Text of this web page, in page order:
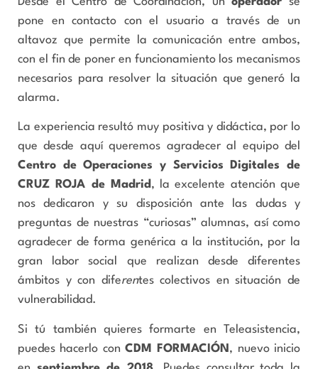
pone en contacto con el usuario a través de un
altavoz que permite la comunicación entre ambos,
con el fin de poner en funcionamiento los mecanismos
necesarios para resolver la situación que generó la
alarma.
La experiencia resultó muy positiva y didáctica, por lo
que desde aquí queremos agradecer al equipo del
Centro de Operaciones y Servicios Digitales de
CRUZ ROJA de Madrid , la excelente atención que
nos dedicaron y su disposición ante las dudas y
preguntas de nuestras “curiosas” alumnas, así como
agradecer de forma genérica a la institución, por la
gran labor social que realizan desde diferentes
ámbitos y con diferentes colectivos en situación de
vulnerabilidad.
Si tú también quieres formarte en Teleasistencia,
puedes hacerlo con CDM FORMACIÓN , nuevo inicio